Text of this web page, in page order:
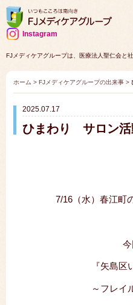
Instagram
FJメディケアグループは、医療法人聖仁会と
ホーム > FJメディケアグループの出来事 >
2025.07.17
ひまわり サロン活
7/16（水）春江町
『矢島区
～フレイ